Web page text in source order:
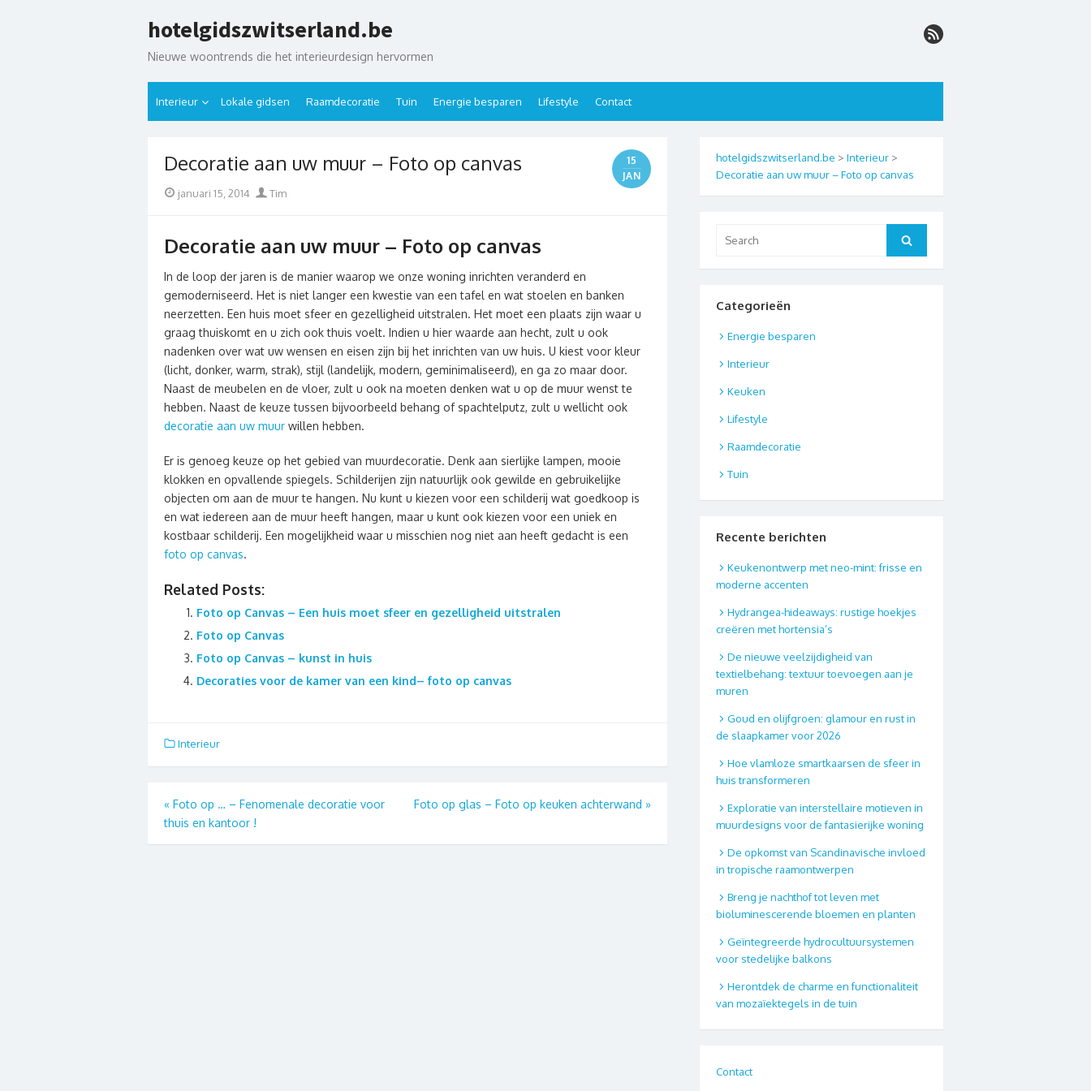
to
hotelgidszwitserland.be
Nieuwe woontrends die het interieurdesign hervormen
Interieur Lokale gidsen Raamdecoratie Tuin Energie besparen Lifestyle Contact
Decoratie aan uw muur – Foto op canvas
15
JAN
Postedjanuari 15, 2014 Author
Tim
Decoratie aan uw muur – Foto op canvas
In de loop der jaren is de manier waarop we onze woning inrichten veranderd en
gemoderniseerd. Het is niet langer een kwestie van een tafel en wat stoelen en banken
neerzetten. Een huis moet sfeer en gezelligheid uitstralen. Het moet een plaats zijn waar u
graag thuiskomt en u zich ook thuis voelt. Indien u hier waarde aan hecht, zult u ook
nadenken over wat uw wensen en eisen zijn bij het inrichten van uw huis. U kiest voor kleur
(licht, donker, warm, strak), stijl (landelijk, modern, geminimaliseerd), en ga zo maar door.
Naast de meubelen en de vloer, zult u ook na moeten denken wat u op de muur wenst te
hebben. Naast de keuze tussen bijvoorbeeld behang of spachtelputz, zult u wellicht ook
decoratie aan uw muur willen hebben.
Er is genoeg keuze op het gebied van muurdecoratie. Denk aan sierlijke lampen, mooie
klokken en opvallende spiegels. Schilderijen zijn natuurlijk ook gewilde en gebruikelijke
objecten om aan de muur te hangen. Nu kunt u kiezen voor een schilderij wat goedkoop is
en wat iedereen aan de muur heeft hangen, maar u kunt ook kiezen voor een uniek en
kostbaar schilderij. Een mogelijkheid waar u misschien nog niet aan heeft gedacht is een
foto op canvas.
Related Posts:
Foto op Canvas – Een huis moet sfeer en gezelligheid uitstralen
Foto op Canvas
Foto op Canvas – kunst in huis
Decoraties voor de kamer van een kind– foto op canvas
Interieur
Berichtnavigatie
« Foto op … – Fenomenale decoratie voor
thuis en kantoor !
Foto op glas – Foto op keuken achterwand »
hotelgidszwitserland.be > Interieur >
Decoratie aan uw muur – Foto op canvas
for:
Search
Categorieën
Energie besparen
Interieur
Keuken
Lifestyle
Raamdecoratie
Tuin
Recente berichten
Keukenontwerp met neo-mint: frisse en
moderne accenten
Hydrangea-hideaways: rustige hoekjes
creëren met hortensia’s
De nieuwe veelzijdigheid van
textielbehang: textuur toevoegen aan je
muren
Goud en olijfgroen: glamour en rust in
de slaapkamer voor 2026
Hoe vlamloze smartkaarsen de sfeer in
huis transformeren
Exploratie van interstellaire motieven in
muurdesigns voor de fantasierijke woning
De opkomst van Scandinavische invloed
in tropische raamontwerpen
Breng je nachthof tot leven met
bioluminescerende bloemen en planten
Geïntegreerde hydrocultuursystemen
voor stedelijke balkons
Herontdek de charme en functionaliteit
van mozaïektegels in de tuin
Contact